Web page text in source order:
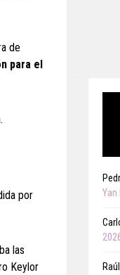
de
para el
por
las
Keylor
Yan